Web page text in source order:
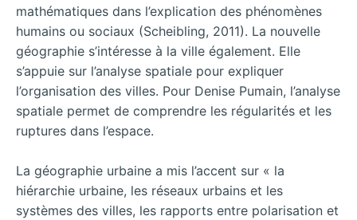
mathématiques dans l’explication des phénomènes
humains ou sociaux (Scheibling, 2011). La nouvelle
géographie s’intéresse à la ville également. Elle
s’appuie sur l’analyse spatiale pour expliquer
l’organisation des villes. Pour Denise Pumain, l’analyse
spatiale permet de comprendre les régularités et les
ruptures dans l’espace.
La géographie urbaine a mis l’accent sur « la
hiérarchie urbaine, les réseaux urbains et les
systèmes des villes, les rapports entre polarisation et